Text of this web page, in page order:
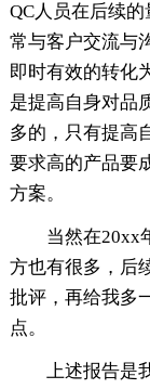
QC人员在后续
常与客户交流与
即时有效的转化
是提高自身对品
多的，只有提高
要求高的产品要
方案。
当然在20xx
方也有很多，后
批评，再给我多
点。
上述报告是